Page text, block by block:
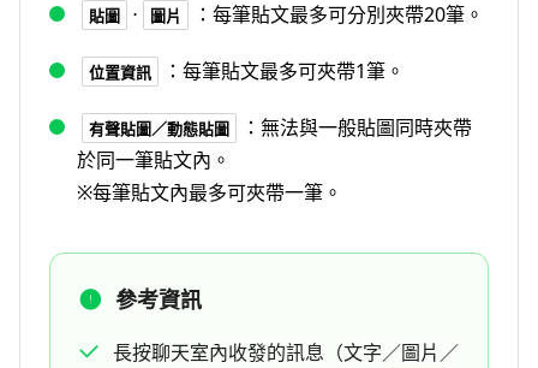
貼圖 ⋅ 圖片 ：每筆貼文最多可分別夾帶20筆。
位置資訊 ：每筆貼文最多可夾帶1筆。
有聲貼圖／動態貼圖
：無法與一般貼圖同時夾帶
於同一筆貼文內。
※每筆貼文內最多可夾帶一筆。
參考資訊
長按聊天室內收發的訊息（文字／圖片／